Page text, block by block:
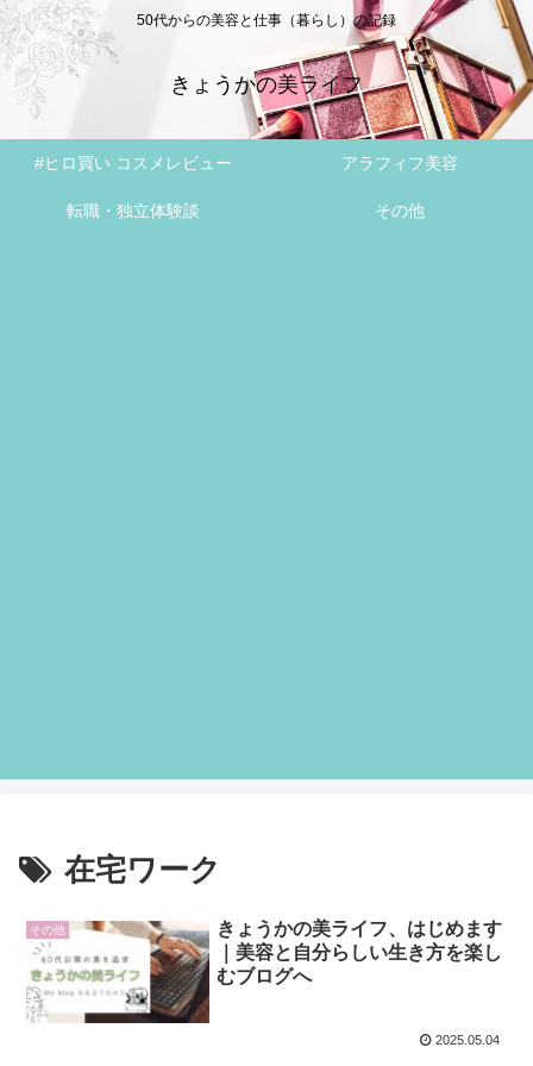
50代からの美容と仕事（暮らし）の記録
きょうかの美ライフ
#ヒロ買い コスメレビュー アラフィフ美容
転職・独立体験談 その他
在宅ワーク
その他
きょうかの美ライフ、はじめます
｜美容と自分らしい生き方を楽し
むブログへ
2025.05.04